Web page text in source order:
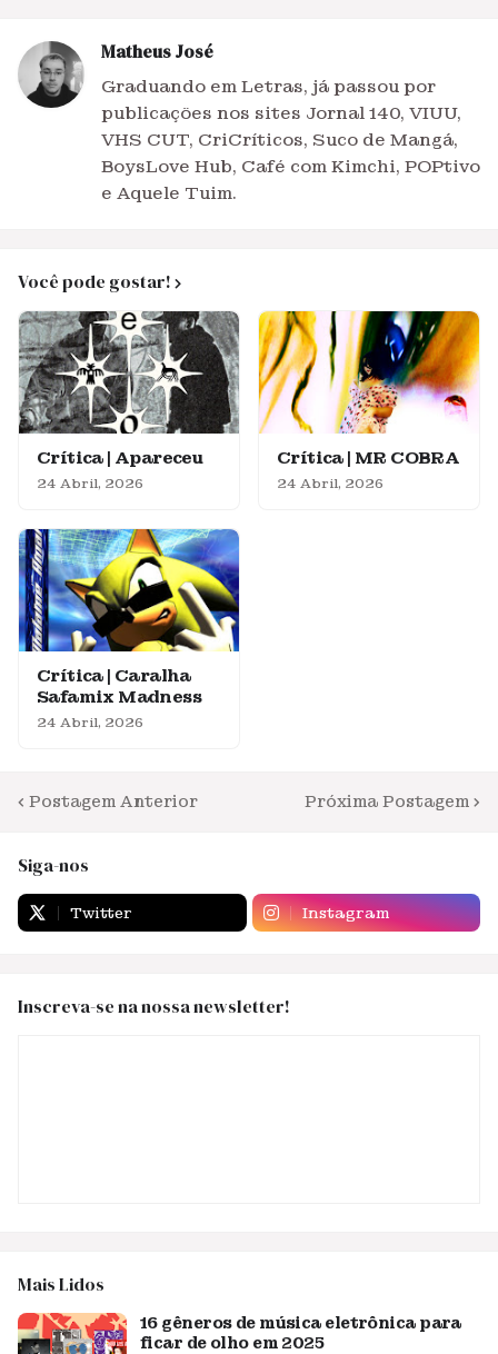
Matheus José
Graduando em Letras, já passou por
publicações nos sites Jornal 140, VIUU,
VHS CUT, CriCríticos, Suco de Mangá,
BoysLove Hub, Café com Kimchi, POPtivo
e Aquele Tuim.
Você pode gostar!
Crítica | Apareceu
24 Abril, 2026
Crítica | MR COBRA
24 Abril, 2026
Crítica | Caralha
Safamix Madness
24 Abril, 2026
Postagem Anterior Próxima Postagem
Siga-nos
Twitter Instagram
Inscreva-se na nossa newsletter!
Mais Lidos
16 gêneros de música eletrônica para
ficar de olho em 2025